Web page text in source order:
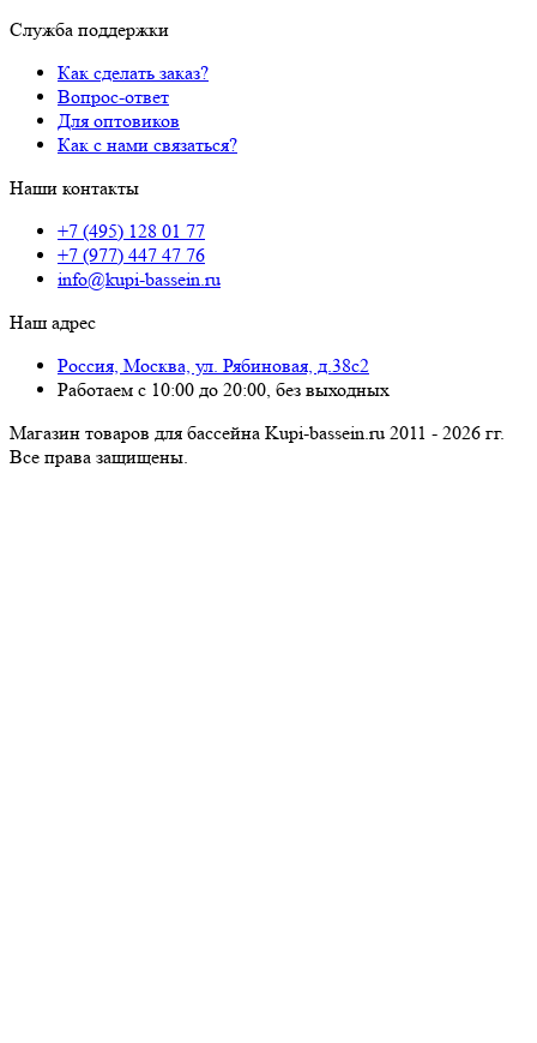
Служба поддержки
Как сделать заказ?
Вопрос-ответ
Для оптовиков
Как с нами связаться?
Наши контакты
+7 (495) 128 01 77
+7 (977) 447 47 76
info@kupi-bassein.ru
Наш адрес
Россия, Москва, ул. Рябиновая, д.38с2
Работаем с 10:00 до 20:00, без выходных
Магазин товаров для бассейна Kupi-bassein.ru 2011 - 2026 гг.
Все пра­ва за­щи­ще­ны.